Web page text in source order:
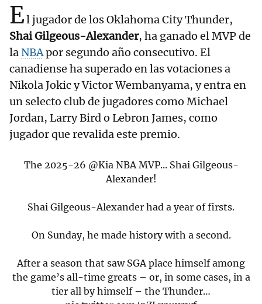
El jugador de los Oklahoma City Thunder,
Shai Gilgeous-Alexander, ha ganado el MVP de
la NBApor segundo año consecutivo. El
canadiense ha superado en las votaciones a
Nikola Jokic y Victor Wembanyama, y entra en
un selecto club de jugadores como Michael
Jordan, Larry Bird o Lebron James, como
jugador que revalida este premio.
The 2025-26 @KiaNBA MVP... Shai Gilgeous-
Alexander!
Shai Gilgeous-Alexander had a year of firsts.
On Sunday, he made history with a second.
After a season that saw SGA place himself among
the game’s all-time greats – or, in some cases, in a
tier all by himself – the Thunder…